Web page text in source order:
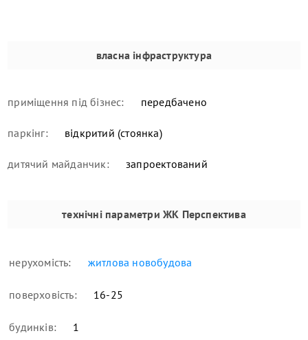
власна інфраструктура
приміщення під бізнес: передбачено
паркінг: відкритий (стоянка)
дитячий майданчик: запроектований
технічні параметри ЖК Перспектива
нерухомість: житлова новобудова
поверховість: 16-25
будинків: 1